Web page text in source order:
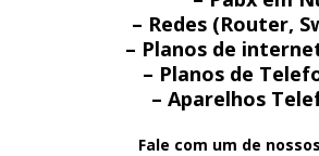
– Redes (Router,
– Planos de
– Planos de
– Aparelhos
Fale com um de